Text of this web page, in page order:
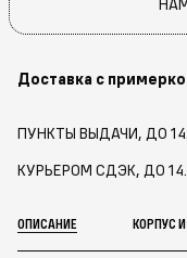
Доставка с
ПУНКТЫ ВЫДАЧИ, ДО
КУРЬЕРОМ СДЭК, ДО
ОПИСАНИЕ КОРПУС